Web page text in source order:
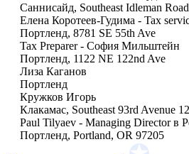
Саннисайд, Southeast Idleman
Елена Коротеев-Гудима - Tax
Портленд, 8781 SE 55th Ave
Tax Preparer - София Мильштейн
Портленд, 1122 NE 122nd Ave
Лиза Каганов
Портленд
Кружков Игорь
Клакамас, Southeast 93rd Avenue
Paul Tilyaev - Managing Director в
Портленд, Portland, OR 97205